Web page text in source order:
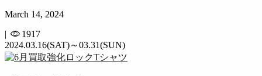
March 14, 2024
|
1917
2024.03.16(SAT)～03.31(SUN)